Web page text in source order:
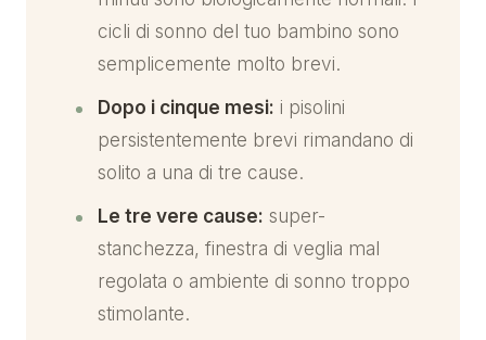
cicli di sonno del tuo bambino sono
semplicemente molto brevi.
Dopo i cinque mesi: i pisolini
persistentemente brevi rimandano di
solito a una di tre cause.
Le tre vere cause: super-
stanchezza, finestra di veglia mal
regolata o ambiente di sonno troppo
stimolante.